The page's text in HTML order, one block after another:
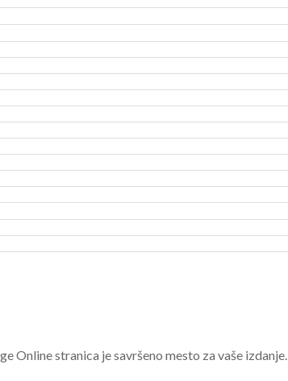
Online stranica je savršeno mesto za vaše izdanje.